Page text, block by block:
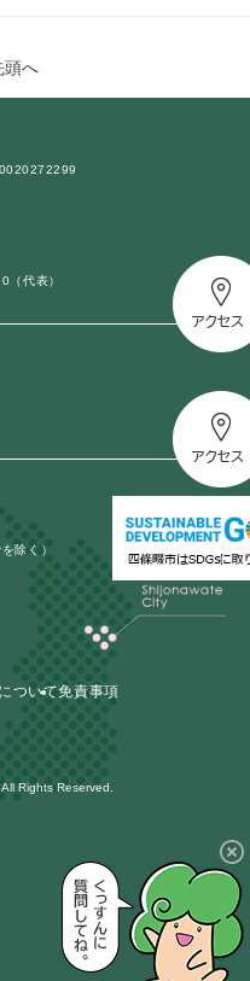
頭へ
代表）
除く）
ついて免責事項
Rights Reserved.